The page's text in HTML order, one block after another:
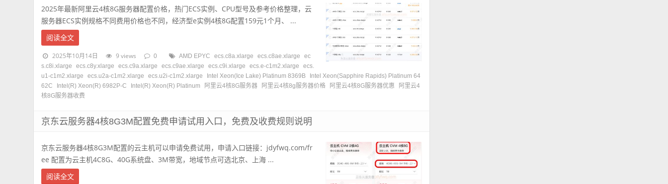
2025年最新阿里云4核8G服务器配置价格，热门ECS实例、CPU型号及参考价格整理，云
服务器ECS实例规格不同费用价格也不同，经济型e实例4核8G配置159元1个月、 ...
阅读全文
2025年10月14日 9 views 0 AMD EPYC ecs.c8a.xlarge ecs.c8ae.xlarge
ec
s.c8i.xlarge
ecs.c8y.xlarge ecs.c9a.xlarge ecs.c9ae.xlarge ecs.c9i.xlarge ecs.e-c1m2.xlarge
ecs.
u1-c1m2.xlarge
ecs.u2a-c1m2.xlarge ecs.u2i-c1m2.xlarge Intel Xeon(Ice Lake) Platinum 8369B
Intel Xeon(Sapphire Rapids) Platinum 64
62C
Intel(R) Xeon(R) 6982P-C Intel(R) Xeon(R) Platinum 阿里云4核8G服务器 阿里云4核8g服务器价格 阿里云4核8G服务器优惠
阿里云4
核8G服务器收费
京东云服务器4核8G3M配置免费申请试用入口，免费及收费规则说明
京东云服务器4核8G3M配置的云主机可以申请免费试用，申请入口链接：jdyfwq.com/fr
ee 配置为云主机4C8G、40G系统盘、3M带宽，地域节点可选北京、上海 ...
阅读全文